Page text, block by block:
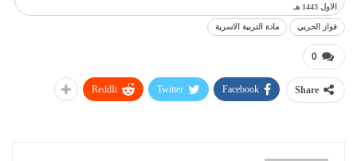
الاول 1443 هـ
فواز الحربي مادة التربية الاسرية
0
Share
Facebook
Twitter
ReddIt